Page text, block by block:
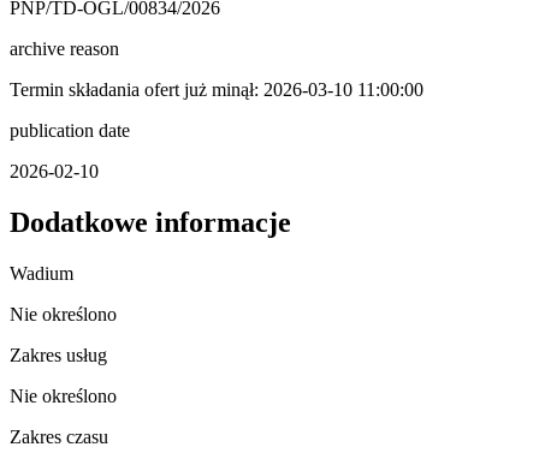
PNP/TD-OGL/00834/2026
archive reason
Termin składania ofert już minął: 2026-03-10 11:00:00
publication date
2026-02-10
Dodatkowe informacje
Wadium
Nie określono
Zakres usług
Nie określono
Zakres czasu